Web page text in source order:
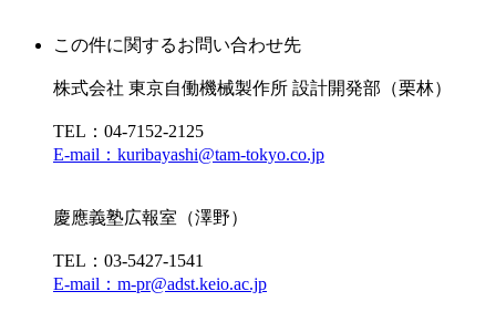
この件に関するお問い合わせ先
株式会社 東京自働機械製作所 設計開発部（栗林）
TEL：04-7152-2125
E-mail：kuribayashi@tam-tokyo.co.jp
慶應義塾広報室（澤野）
TEL：03-5427-1541
E-mail：m-pr@adst.keio.ac.jp